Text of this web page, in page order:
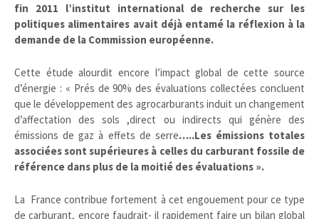
fin 2011 l’institut international de recherche sur les
politiques alimentaires avait déjà entamé la réflexion à la
demande de la Commission européenne.
Cette étude alourdit encore l’impact global de cette source
d’énergie : « Prés de 90% des évaluations collectées concluent
que le développement des agrocarburants induit un changement
d’affectation des sols ,direct ou indirects qui génère des
émissions de gaz à effets de serre…..Les émissions totales
associées sont supérieures à celles du carburant fossile de
référence dans plus de la moitié des évaluations ».
La France contribue fortement à cet engouement pour ce type
de carburant, encore faudrait- il rapidement faire un bilan global